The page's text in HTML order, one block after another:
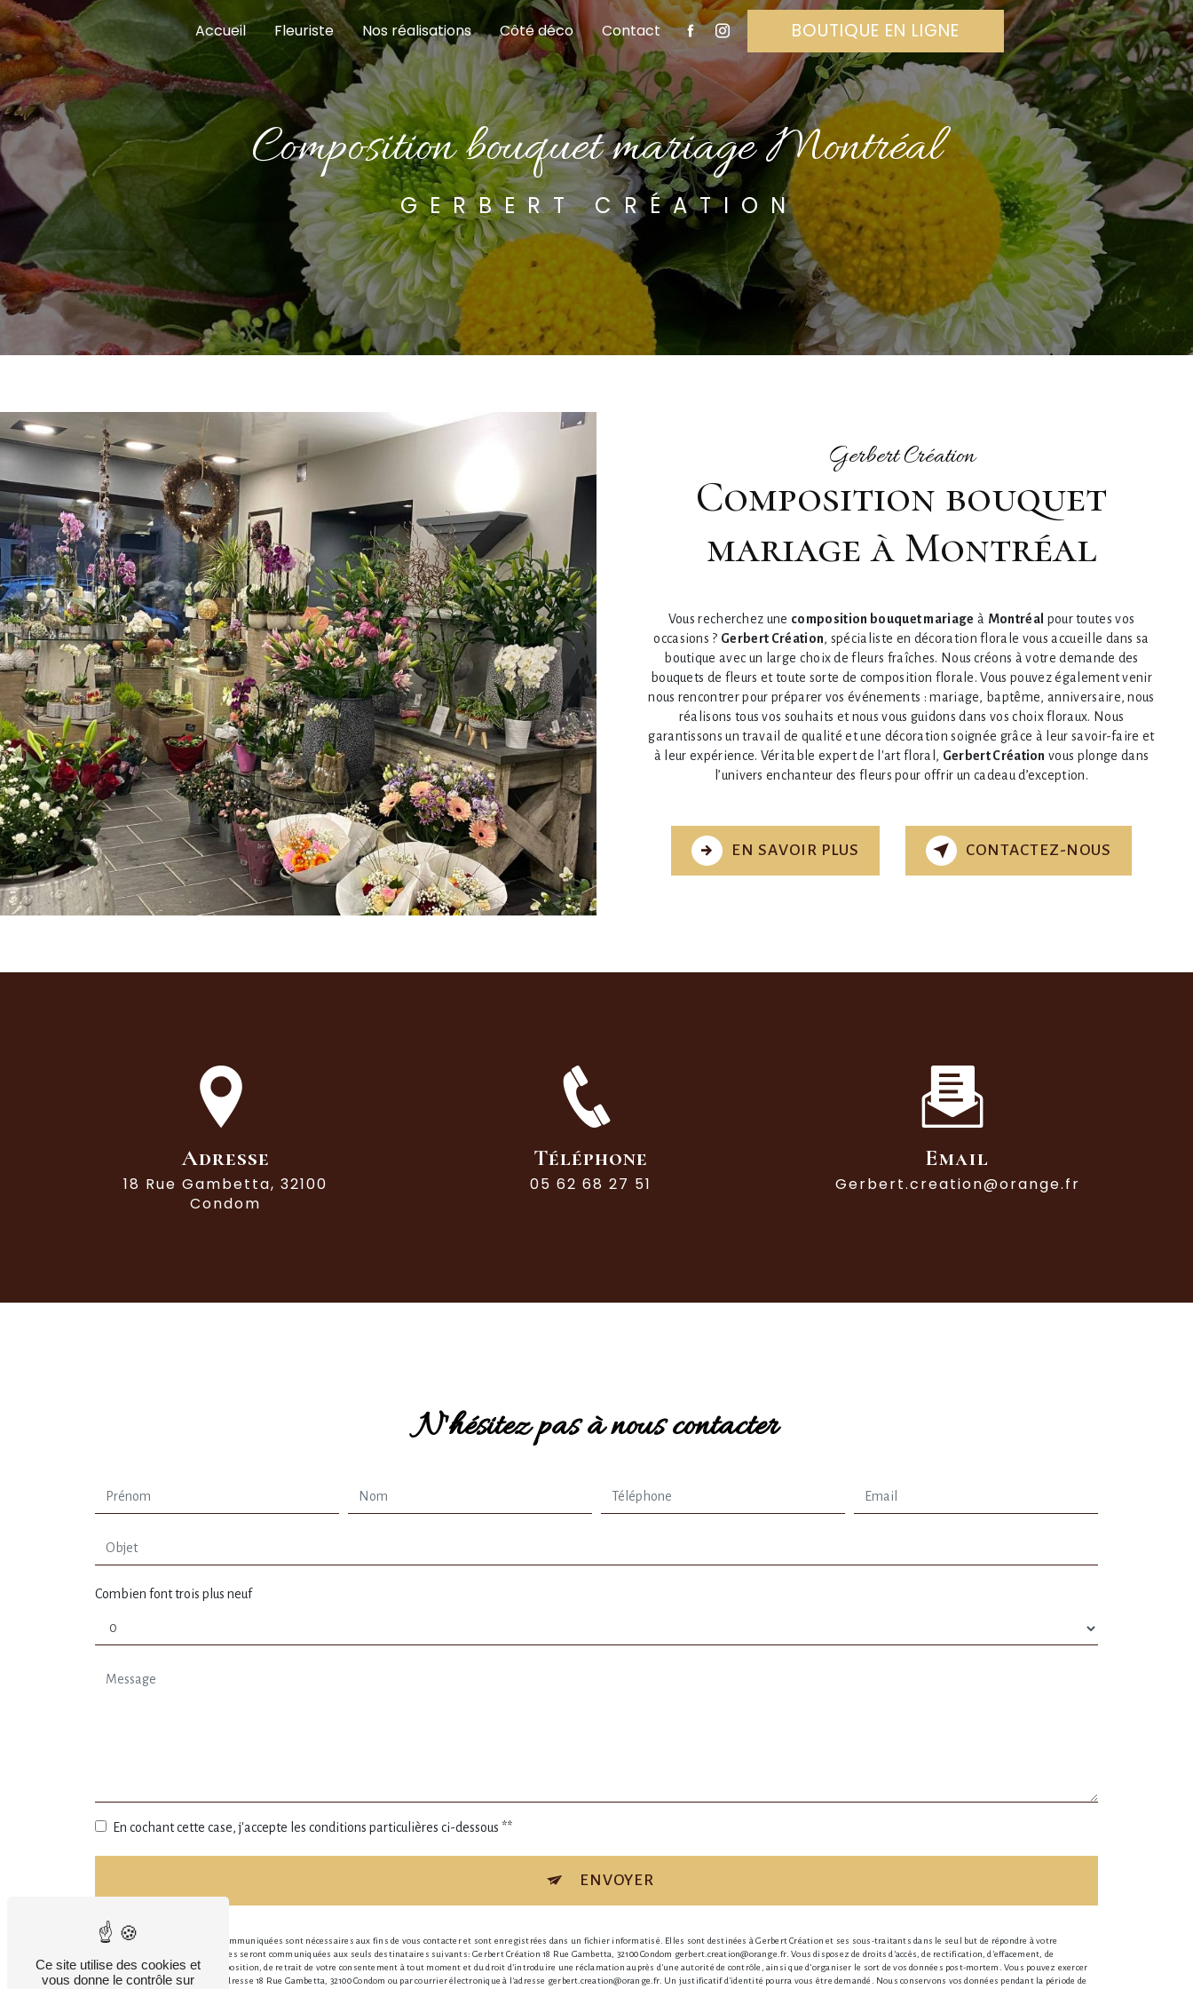
Accueil Fleuriste Nos réalisations Côté déco Contact BOUTIQUE EN LIGNE
composition bouquet mariage Montréal
GERBERT CRÉATION
Gerbert Création
composition bouquet
mariage à Montréal
Vous recherchez une composition bouquet mariage à Montréal pour toutes vos
occasions ? Gerbert Création, spécialiste en décoration florale vous accueille dans sa
boutique avec un large choix de fleurs fraîches. Nous créons à votre demande des
bouquets de fleurs et toute sorte de composition florale. Vous pouvez également venir
nous rencontrer pour préparer vos événements : mariage, baptême, anniversaire, nous
réalisons tous vos souhaits et nous vous guidons dans vos choix floraux. Nous
garantissons un travail de qualité et une décoration soignée grâce à leur savoir-faire et
à leur expérience. Véritable expert de l'art floral, Gerbert Création vous plonge dans
l’univers enchanteur des fleurs pour offrir un cadeau d’exception.
EN SAVOIR PLUS CONTACTEZ-NOUS
Adresse
18 Rue Gambetta, 32100
Condom
Téléphone
05 62 68 27 51
Email
gerbert.creation@orange.fr
N'hésitez pas à nous contacter
Combien font trois plus neuf
En cochant cette case, j'accepte les conditions particulières ci-dessous **
ENVOYER
** Les données personnelles communiquées sont nécessaires aux fins de vous contacter et sont enregistrées dans un fichier informatisé. Elles sont destinées à Gerbert Création et ses sous-traitants dans le seul but de répondre à votre
message. Les données collectées seront communiquées aux seuls destinataires suivants: Gerbert Création 18 Rue Gambetta, 32100 Condom gerbert.creation@orange.fr. Vous disposez de droits d’accès, de rectification, d’effacement, de
portabilité, de limitation, d’opposition, de retrait de votre consentement à tout moment et du droit d’introduire une réclamation auprès d’une autorité de contrôle, ainsi que d’organiser le sort de vos données post-mortem. Vous pouvez exercer
ces droits par voie postale à l'adresse 18 Rue Gambetta, 32100 Condom ou par courrier électronique à l'adresse gerbert.creation@orange.fr. Un justificatif d'identité pourra vous être demandé. Nous conservons vos données pendant la période de
Panneau de gestion des cookies
Ce site utilise des cookies et
vous donne le contrôle sur